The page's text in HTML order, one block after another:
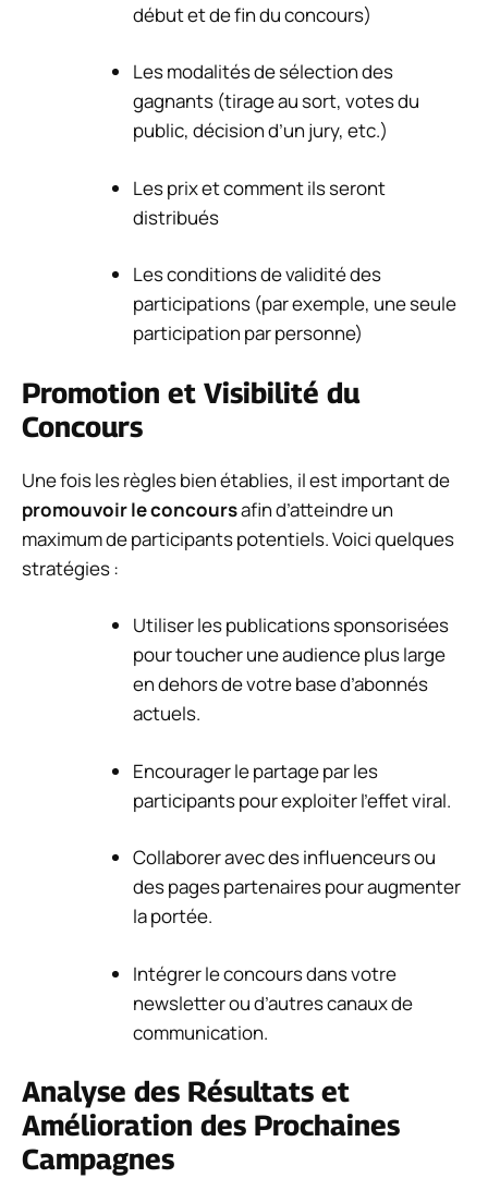
début et de fin du concours)
Les modalités de sélection des
gagnants (tirage au sort, votes du
public, décision d’un jury, etc.)
Les prix et comment ils seront
distribués
Les conditions de validité des
participations (par exemple, une seule
participation par personne)
Promotion et Visibilité du
Concours
Une fois les règles bien établies, il est important de
promouvoir le concoursafin d’atteindre un
maximum de participants potentiels. Voici quelques
stratégies :
Utiliser les publications sponsorisées
pour toucher une audience plus large
en dehors de votre base d’abonnés
actuels.
Encourager le partage par les
participants pour exploiter l’effet viral.
Collaborer avec des influenceurs ou
des pages partenaires pour augmenter
la portée.
Intégrer le concours dans votre
newsletter ou d’autres canaux de
communication.
Analyse des Résultats et
Amélioration des Prochaines
Campagnes